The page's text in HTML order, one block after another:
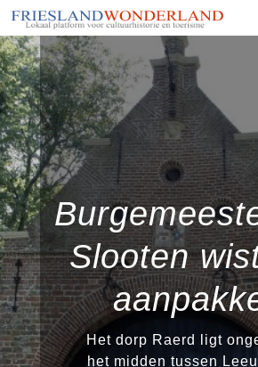
Slooten
Het dorp Raerd ligt
het midden tussen